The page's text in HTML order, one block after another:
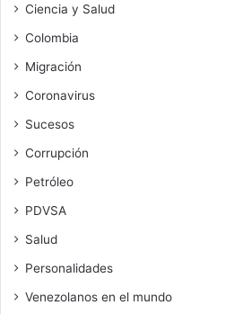
Ciencia y Salud
Colombia
Migración
Coronavirus
Sucesos
Corrupción
Petróleo
PDVSA
Salud
Personalidades
Venezolanos en el mundo